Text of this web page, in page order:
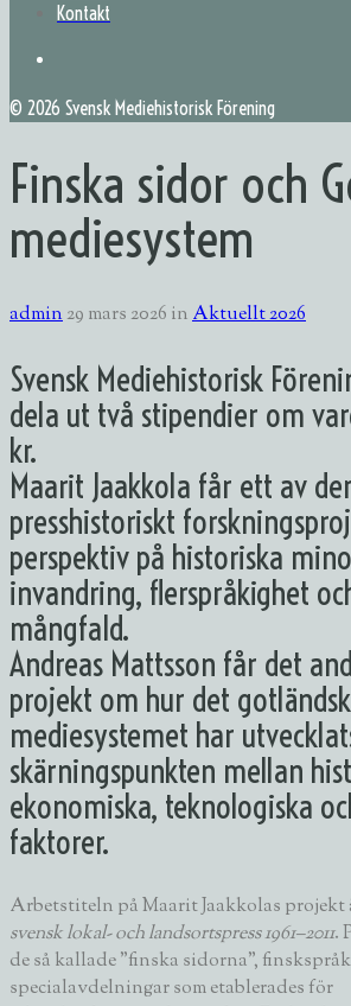
Kontakt
© 2026 Svensk Mediehistorisk Förening
Finska sidor och
mediesystem
admin29 mars 2026 inAktuellt 2026
Svensk Mediehistorisk
dela ut två stipendier om
kr.
Maarit Jaakkola får ett av
presshistoriskt
perspektiv på historiska
invandring, flerspråkighet
mångfald.
Andreas Mattsson får det
projekt om hur det
mediesystemet har
skärningspunkten mellan
ekonomiska, teknologiska
faktorer.
Arbetstiteln på Maarit Jaakkolas projekt
svensk lokal- och landsortspress 1961–2011.
de så kallade ”finska sidorna”,
specialavdelningar som etablerades för